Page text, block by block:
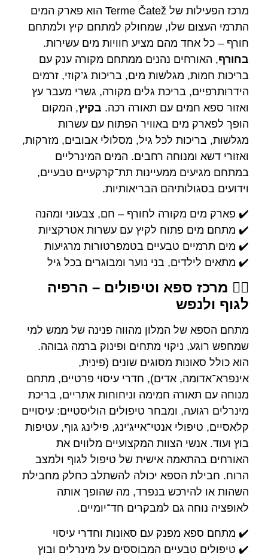
מרכז הפעילות של Terme Čatež הוא פארק המים
התרמי העצום שלו, שמחולק למתחם קיץ ולמתחם
חורף – כל אחד מהם מציע חוויות מים עשירות.
בחורף, האורחים נהנים ממתחם מקורה ענק עם
בריכות חמות, מגלשות מים, בריכות ג’קוזי, זרמים
הידרותרפיים, בריכת גלים מקורה, גשרי מעבר עץ
ואזור ספא חמים עם תאורה רכה. בקיץ, המקום
הופך לפארק מים באוויר הפתוח עם עשרות
מגלשות, בריכות לכל גיל, מסלולי אבובים, מזרקות,
ואזורי דשא ומנוחה רחבים. המים המינרליים
במתחם מגיעים ממעיינות תת־קרקעיים טבעיים,
וידועים בסגולותיהם הבריאותיות.
✔️ פארק מים מקורה לחורף – חם, צבעוני ומהנה
✔️ מתחם מים פתוח לקיץ עם עשרות אטרקציות
✔️ מים תרמיים טבעיים בטמפרטורות מרגיעות
✔️ מתאים לילדים, בני נוער ומבוגרים בכל גיל
🧖‍♀️ מרכז ספא וטיפולים – הרפיה
לגוף ולנפש
מתחם הספא של המלון מהווה פנינה של ממש למי
שמחפש רוגע, ניקוי מתחים ופינוק ברמה גבוהה.
הוא כולל סאונות מסוגים שונים (פינית,
אינפרא־אדומה, אדים), חדרי עיסוי פרטיים, מתחם
מנוחה עם תאורה חמימה וניחוחות אתריים, בריכת
מינרלים רגועה, ומבחר טיפולים הוליסטיים: עיסויים
קלאסיים, טיפולי אנטי־אייג’ינג, פילינג גוף, עטיפות
בוץ ועוד. אנשי הצוות המקצועיים מלווים את
האורחים בהתאמה אישית של טיפול לגוף ולמצב
הרוח. חבילת הספא יכולה להשתלב כחלק מחבילת
השהות או להירכש בנפרד, מה שהופך אותה
לאופציה נוחה גם למבקרים חד־יומיים.
✔️ מתחם ספא מפנק עם סאונות וחדרי עיסוי
✔️ טיפולים טבעיים המבוססים על מינרלים ובוץ